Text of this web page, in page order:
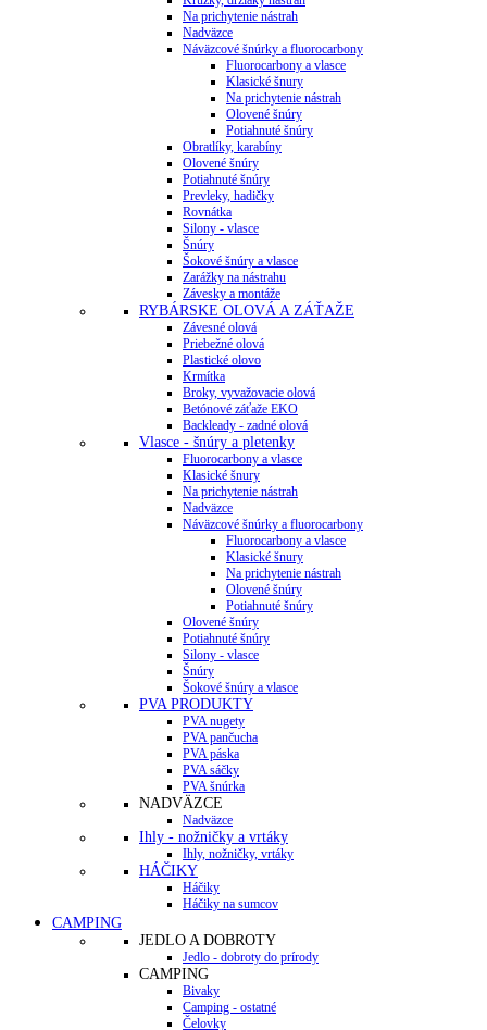
Na prichytenie nástrah
Nadväzce
Náväzcové šnúrky a fluorocarbony
Fluorocarbony a vlasce
Klasické šnury
Na prichytenie nástrah
Olovené šnúry
Potiahnuté šnúry
Obratlíky, karabíny
Olovené šnúry
Potiahnuté šnúry
Prevleky, hadičky
Rovnátka
Silony - vlasce
Šnúry
Šokové šnúry a vlasce
Zarážky na nástrahu
Závesky a montáže
RYBÁRSKE OLOVÁ A ZÁŤAŽE
Závesné olová
Priebežné olová
Plastické olovo
Krmítka
Broky, vyvažovacie olová
Betónové záťaže EKO
Backleady - zadné olová
Vlasce - šnúry a pletenky
Fluorocarbony a vlasce
Klasické šnury
Na prichytenie nástrah
Nadväzce
Náväzcové šnúrky a fluorocarbony
Fluorocarbony a vlasce
Klasické šnury
Na prichytenie nástrah
Olovené šnúry
Potiahnuté šnúry
Olovené šnúry
Potiahnuté šnúry
Silony - vlasce
Šnúry
Šokové šnúry a vlasce
PVA PRODUKTY
PVA nugety
PVA pančucha
PVA páska
PVA sáčky
PVA šnúrka
NADVÄZCE
Nadväzce
Ihly - nožničky a vrtáky
Ihly, nožničky, vrtáky
HÁČIKY
Háčiky
Háčiky na sumcov
CAMPING
JEDLO A DOBROTY
Jedlo - dobroty do prírody
CAMPING
Bivaky
Camping - ostatné
Čelovky